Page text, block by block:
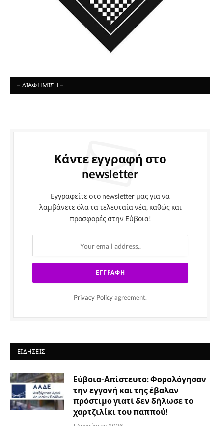
- ΔΙΑΦΉΜΙΣΗ -
Κάντε εγγραφή στο
newsletter
Εγγραφείτε στο newsletter μας για να
λαμβάνετε όλα τα τελευταία νέα, καθώς και
προσφορές στην Εύβοια!
Privacy Policy agreement.
ΕΙΔΉΣΕΙΣ
Εύβοια-Απίστευτο: Φορολόγησαν
την εγγονή και της έβαλαν
πρόστιμο γιατί δεν δήλωσε το
χαρτζιλίκι του παππού!